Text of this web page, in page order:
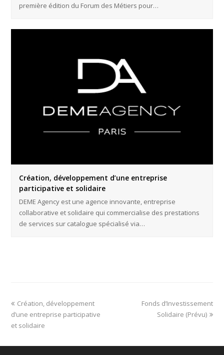
première édition du Forum des Métiers pour…
Création, développement d’une entreprise
participative et solidaire
DEME Agency est une agence innovante, entreprise
collaborative et solidaire qui commercialise des prestations
de services sur catalogue spécialisé via…
Création, développement
d’une entreprise participative
et solidaire
Fonds d’Investissement
Solidaire (Prévu)